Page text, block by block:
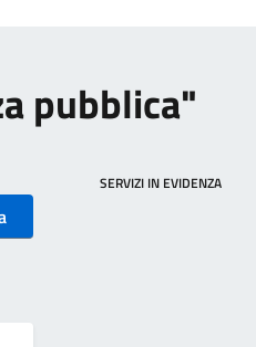
pubblica"
SERVIZI IN EVIDENZA